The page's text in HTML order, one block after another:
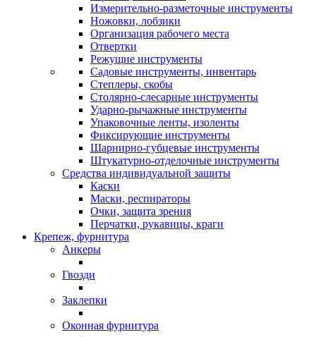
Измерительно-разметочные инструменты
Ножовки, лобзики
Организация рабочего места
Отвертки
Режущие инструменты
Садовые инструменты, инвентарь
Степлеры, скобы
Столярно-слесарные инструменты
Ударно-рычажные инструменты
Упаковочные ленты, изоленты
Фиксирующие инструменты
Шарнирно-губцевые инструменты
Штукатурно-отделочные инструменты
Средства индивидуальной защиты
Каски
Маски, респираторы
Очки, защита зрения
Перчатки, рукавицы, краги
Крепеж, фурнитура
Анкеры
Гвозди
Заклепки
Оконная фурнитура